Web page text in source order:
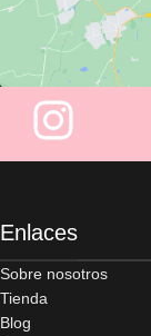
Enlaces
Sobre nosotros
Tienda
Blog